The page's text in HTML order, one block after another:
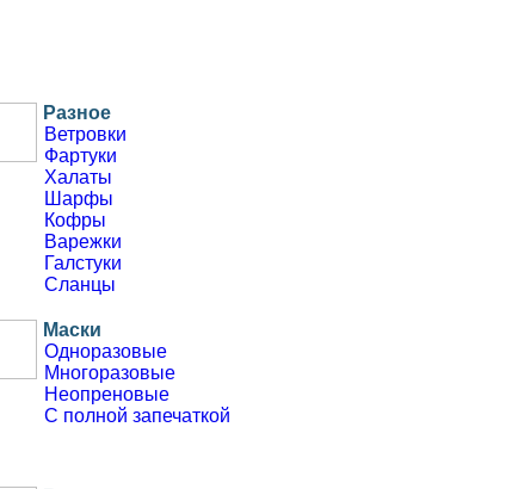
Разное
Ветровки
Фартуки
Халаты
Шарфы
Кофры
Варежки
Галстуки
Сланцы
Маски
Одноразовые
Многоразовые
Неопреновые
С полной запечаткой